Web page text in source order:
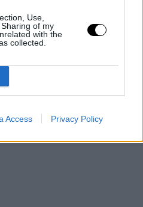
Use,
of my
with the
collected.
Access Privacy Policy